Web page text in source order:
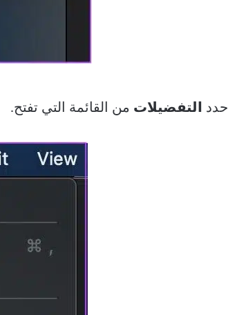
حدد التفضيلات من القائمة التي تفتح.